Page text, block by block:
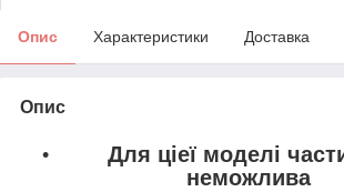
Опис Характеристики Доставка
Опис
Для ціеї моделі
неможлива